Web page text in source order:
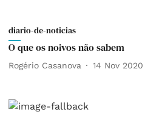
diario-de-noticias
O que os noivos não sabem
Rogério Casanova 14 Nov 2020